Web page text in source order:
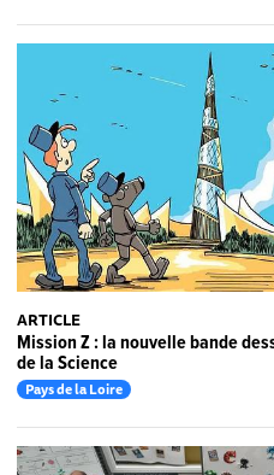
ARTICLE
Mission Z : la nouvelle bande
de la Science
Pays de la Loire